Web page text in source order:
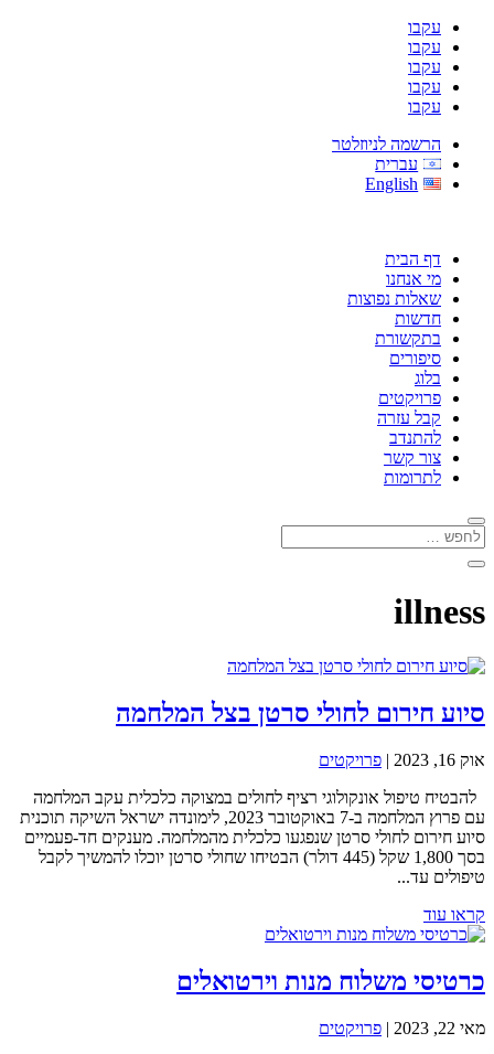
עקבו
עקבו
עקבו
עקבו
עקבו
הרשמה לניוזלטר
עברית
English
דף הבית
מי אנחנו
שאלות נפוצות
חדשות
בתקשורת
סיפורים
בלוג
פרויקטים
קבל עזרה
להתנדב
צור קשר
לתרומות
illness
סיוע חירום לחולי סרטן בצל המלחמה
אוק 16, 2023 | פרויקטים
להבטיח טיפול אונקולוגי רציף לחולים במצוקה כלכלית עקב המלחמה
עם פרוץ המלחמה ב-7 באוקטובר 2023, לימונדה ישראל השיקה תוכנית
סיוע חירום לחולי סרטן שנפגעו כלכלית מהמלחמה. מענקים חד-פעמיים
בסך 1,800 שקל (445 דולר) הבטיחו שחולי סרטן יוכלו להמשיך לקבל
טיפולים עד...
קראו עוד
כרטיסי משלוח מנות וירטואלים
מאי 22, 2023 | פרויקטים